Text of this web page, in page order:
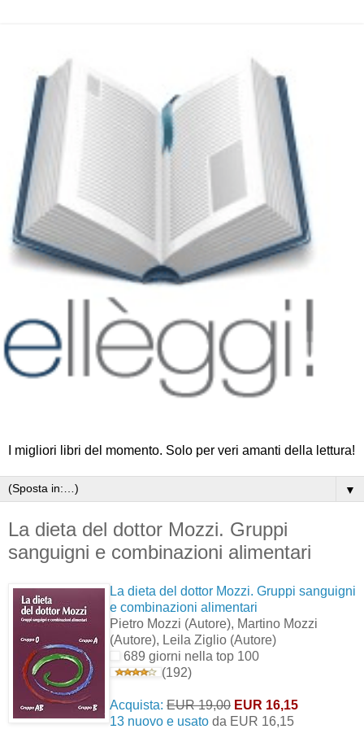
I migliori libri del momento. Solo per veri amanti della lettura!
▼
La dieta del dottor Mozzi. Gruppi
sanguigni e combinazioni alimentari
La dieta del dottor Mozzi. Gruppi sanguigni
e combinazioni alimentari
Pietro Mozzi (Autore), Martino Mozzi
(Autore), Leila Ziglio (Autore)
689 giorni nella top 100
(192)
Acquista: EUR 19,00 EUR 16,15
13 nuovo e usato da EUR 16,15